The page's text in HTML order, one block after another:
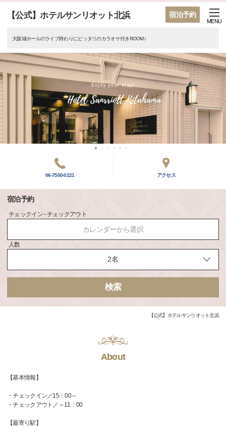
宿泊予約
【公式】ホテルサンリオット北浜
MENU
大阪城ホールのライブ終わりにピッタリのカラオケ付きROOM♪
06-7500-0221 アクセス
宿泊予約
チェックイン - チェックアウト
カレンダーから選択
人数
検索
【公式】ホテルサンリオット北浜
About
【基本情報】
・チェックイン／15：00～
・チェックアウト／～11：00
【最寄り駅】